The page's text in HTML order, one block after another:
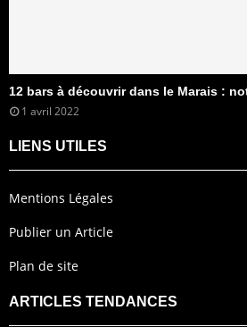
12 bars à découvrir dans le Marais :
1 avril 2022
LIENS UTILES
Mentions Légales
Publier un Article
Plan de site
ARTICLES TENDANCES